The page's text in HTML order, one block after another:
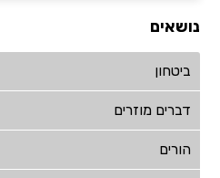
נושאים
ביטחון
דברים מוזרים
הורים